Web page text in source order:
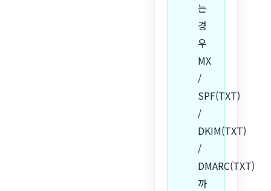
는
경
우
MX
/
SPF(TXT)
/
DKIM(TXT)
/
DMARC(TXT)
까